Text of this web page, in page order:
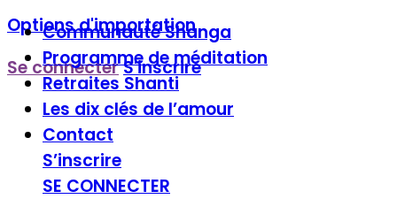
Options d'importation
Se connecterS'inscrire
CommunautéShanga
Programme deméditation
Retraites Shanti
Les dix clés de l’amour
Contact
S’inscrire
SE CONNECTER